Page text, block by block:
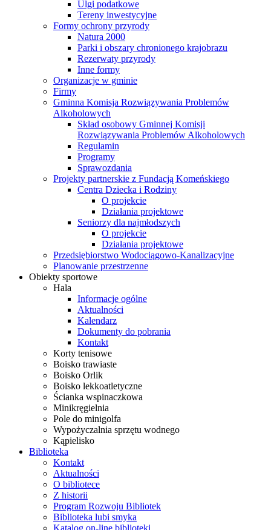
Ulgi podatkowe
Tereny inwestycyjne
Formy ochrony przyrody
Natura 2000
Parki i obszary chronionego krajobrazu
Rezerwaty przyrody
Inne formy
Organizacje w gminie
Firmy
Gminna Komisja Rozwiązywania Problemów
Alkoholowych
Skład osobowy Gminnej Komisji
Rozwiązywania Problemów Alkoholowych
Regulamin
Programy
Sprawozdania
Projekty partnerskie z Fundacją Komeńskiego
Centra Dziecka i Rodziny
O projekcie
Działania projektowe
Seniorzy dla najmłodszych
O projekcie
Działania projektowe
Przedsiębiorstwo Wodociągowo-Kanalizacyjne
Planowanie przestrzenne
Obiekty sportowe
Hala
Informacje ogólne
Aktualności
Kalendarz
Dokumenty do pobrania
Kontakt
Korty tenisowe
Boisko trawiaste
Boisko Orlik
Boisko lekkoatletyczne
Ścianka wspinaczkowa
Minikręgielnia
Pole do minigolfa
Wypożyczalnia sprzętu wodnego
Kąpielisko
Biblioteka
Kontakt
Aktualności
O bibliotece
Z historii
Program Rozwoju Bibliotek
Biblioteka lubi smyka
Katalog on-line biblioteki